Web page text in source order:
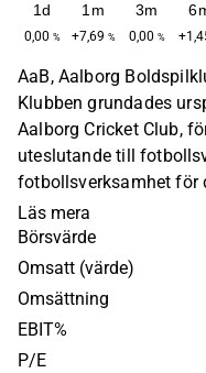
1d
0,00 %
1m
+7,69 %
3m
0,00 %
AaB, Aalborg
Klubben grundades
Aalborg Cricket Club,
uteslutande till
fotbollsverksamhet för
samt för juniorer. AaB
Aalborg Portland Park.
Läs mera
Börsvärde
Omsatt (värde)
Omsättning
EBIT%
P/E